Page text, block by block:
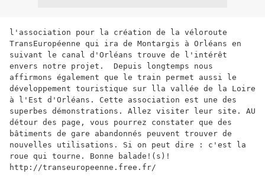
l'association pour la création de la véloroute
TransEuropéenne qui ira de Montargis à Orléans en
suivant le canal d'Orléans trouve de l'intérêt
envers notre projet.  Depuis longtemps nous
affirmons également que le train permet aussi le
développement touristique sur lla vallée de la Loire
à l'Est d'Orléans. Cette association est une des
superbes démonstrations. Allez visiter leur site. AU
détour des page, vous pourrez constater que des
bâtiments de gare abandonnés peuvent trouver de
nouvelles utilisations. Si on peut dire : c'est la
roue qui tourne. Bonne balade!(s)!
http://transeuropeenne.free.fr/